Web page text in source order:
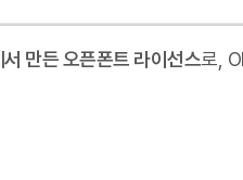
만든 오픈폰트 라이선스로,